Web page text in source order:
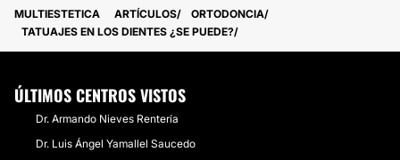
MULTIESTETICA ARTÍCULOS
ORTODONCIA
​TATUAJES EN LOS DIENTES ¿SE PUEDE?
ÚLTIMOS CENTROS VISTOS
Dr. Armando Nieves Rentería
Dr. Luis Ángel Yamallel Saucedo